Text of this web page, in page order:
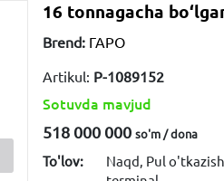
16 tonnagacha
Brend: ГАРО
Artikul: P-1089152
Sotuvda mavjud
518 000 000 so'm / dona
To'lov:
Naqd, Pul